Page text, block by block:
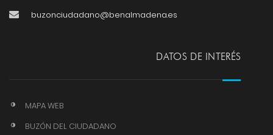
buzonciudadano@benalmadena.es
DATOS DE INTERÉS
MAPA WEB
BUZÓN DEL CIUDADANO